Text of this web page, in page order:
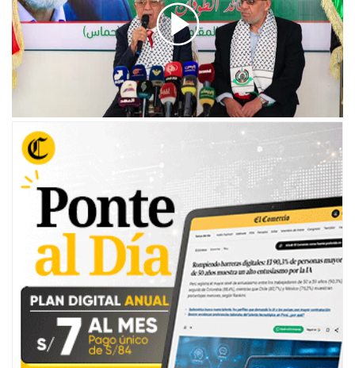
01:31